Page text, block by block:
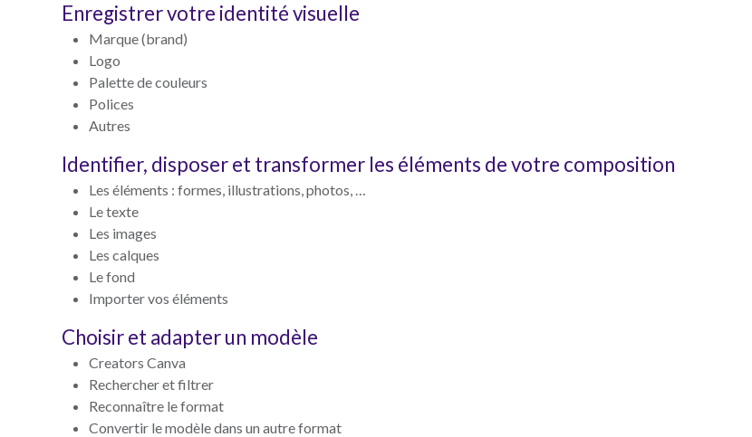
Enregistrer votre identité visuelle
Marque (brand)
Logo
Palette de couleurs
Polices
Autres
Identifier, disposer et transformer les éléments de votre composition
Les éléments : formes, illustrations, photos, …
Le texte
Les images
Les calques
Le fond
Importer vos éléments
Choisir et adapter un modèle
Creators Canva
Rechercher et filtrer
Reconnaître le format
Convertir le modèle dans un autre format